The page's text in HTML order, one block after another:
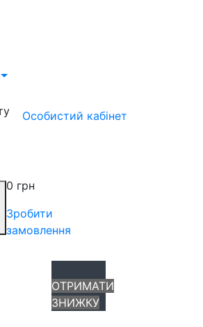
Особистий кабінет
0 грн
Зробити
замовлення
ОТРИМАТИ
ЗНИЖКУ